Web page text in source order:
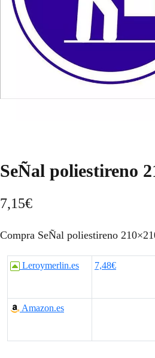
SeÑal poliestireno
7,15€
Compra SeÑal poliestireno
Leroymerlin.es 7,48€
Amazon.es